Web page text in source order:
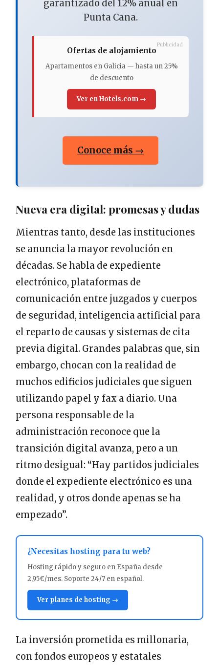
garantizado del 12% anual en
Punta Cana.
Ofertas de alojamiento
Apartamentos en Galicia — hasta un 25%
de descuento
Ver en Hotels.com →
Publicidad
Conoce más →
Nueva era digital: promesas y dudas
Mientras tanto, desde las instituciones
se anuncia la mayor revolución en
décadas. Se habla de expediente
electrónico, plataformas de
comunicación entre juzgados y cuerpos
de seguridad, inteligencia artificial para
el reparto de causas y sistemas de cita
previa digital. Grandes palabras que, sin
embargo, chocan con la realidad de
muchos edificios judiciales que siguen
utilizando papel y fax a diario. Una
persona responsable de la
administración reconoce que la
transición digital avanza, pero a un
ritmo desigual: “Hay partidos judiciales
donde el expediente electrónico es una
realidad, y otros donde apenas se ha
empezado”.
¿Necesitas hosting para tu web?
Hosting rápido y seguro en España desde
2,95€/mes. Soporte 24/7 en español.
Ver planes de hosting →
La inversión prometida es millonaria,
con fondos europeos y estatales